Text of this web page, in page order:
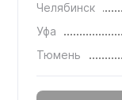
Челябинск
Уфа
Тюмень